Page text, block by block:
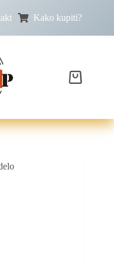
Kako kupiti?